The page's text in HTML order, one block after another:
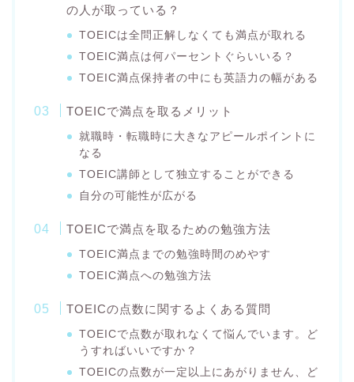
の人が取っている？
TOEICは全問正解しなくても満点が取れる
TOEIC満点は何パーセントぐらいいる？
TOEIC満点保持者の中にも英語力の幅がある
TOEICで満点を取るメリット
就職時・転職時に大きなアピールポイントに
なる
TOEIC講師として独立することができる
自分の可能性が広がる
TOEICで満点を取るための勉強方法
TOEIC満点までの勉強時間のめやす
TOEIC満点への勉強方法
TOEICの点数に関するよくある質問
TOEICで点数が取れなくて悩んでいます。ど
うすればいいですか？
TOEICの点数が一定以上にあがりません、ど